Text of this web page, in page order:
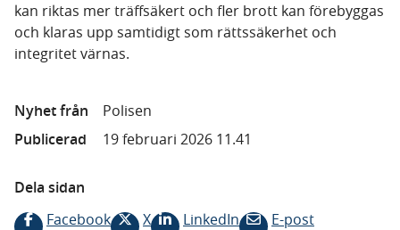
kan riktas mer träffsäkert och fler brott kan förebyggas
och klaras upp samtidigt som rättssäkerhet och
integritet värnas.
Nyhet från
Polisen
Publicerad
19 februari 2026 11.41
Dela sidan
Facebook
X LinkedIn E-post